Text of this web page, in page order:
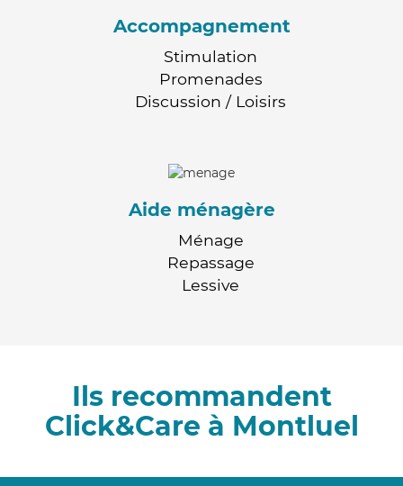
Accompagnement
Stimulation
Promenades
Discussion / Loisirs
Aide ménagère
Ménage
Repassage
Lessive
Ils recommandent
Click&Care à Montluel